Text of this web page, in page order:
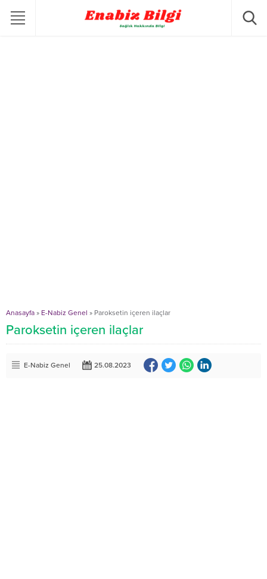
Anasayfa » E-Nabiz Genel » Paroksetin içeren ilaçlar
Paroksetin içeren ilaçlar
E-Nabiz Genel 25.08.2023